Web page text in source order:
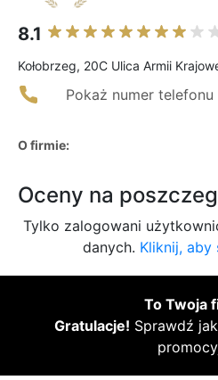
8.1
Kołobrzeg, 20C Ulica Armii
Pokaż numer telefonu
O firmie:
Oceny na
Tylko zalogowani
danych. Kliknij, aby
To Twoja
Gratulacje! Sprawdź